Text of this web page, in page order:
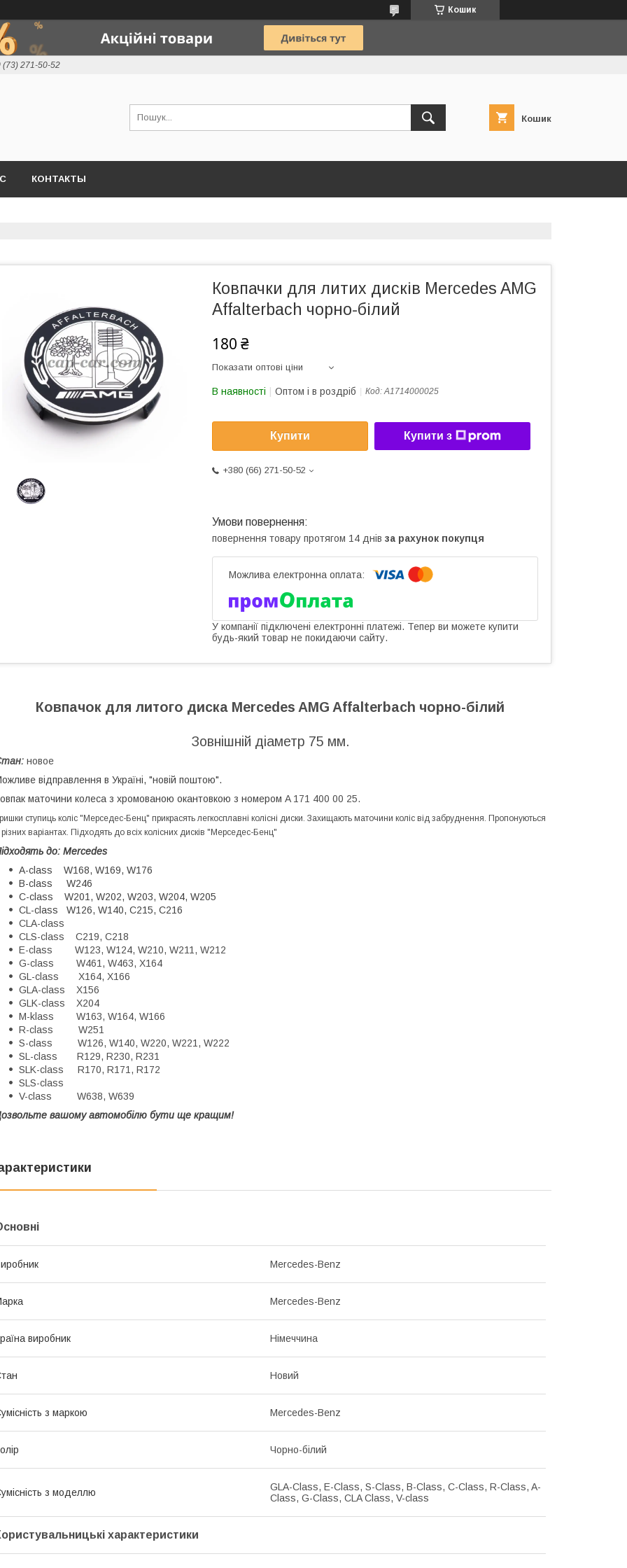
Кошик
(73) 271-50-52
Кошик
КОНТАКТЫ
Ковпачки для литих дисків Mercedes AMG
Affalterbach чорно-білий
180 ₴
Показати оптові ціни
В наявності Оптом і в роздріб Код:A1714000025
Купити Купити з
+380 (66) 271-50-52
повернення товару протягом 14 днів за рахунок покупця
У компанії підключені електронні платежі. Тепер ви можете купити
будь-який товар не покидаючи сайту.
Ковпачок для литого диска Mercedes AMG Affalterbach чорно-білий
Зовнішній діаметр 75 мм.
новое
відправлення в Україні, "новій поштою".
маточини колеса з хромованою окантовкою з номером A 171 400 00 25.
ступиць коліс "Мерседес-Бенц" прикрасять легкосплавні колісні диски. Захищають маточини коліс від забруднення. Пропонуються
варіантах. Підходять до всіх колісних дисків "Мерседес-Бенц"
до: Mercedes
A-class W168, W169, W176
B-class W246
C-class W201, W202, W203, W204, W205
CL-class W126, W140, C215, C216
CLA-class
CLS-class C219, C218
E-class W123, W124, W210, W211, W212
G-class W461, W463, X164
GL-class X164, X166
GLA-class X156
GLK-class X204
M-klass W163, W164, W166
R-class W251
S-class W126, W140, W220, W221, W222
SL-class R129, R230, R231
SLK-class R170, R171, R172
SLS-class
V-class W638, W639
вашому автомобілю бути ще кращим!
Mercedes-Benz
Mercedes-Benz
виробник Німеччина
Новий
з маркою Mercedes-Benz
Чорно-білий
з моделлю
GLA-Class, E-Class, S-Class, B-Class, C-Class, R-Class, A-
Class, G-Class, CLA Class, V-class
характеристики